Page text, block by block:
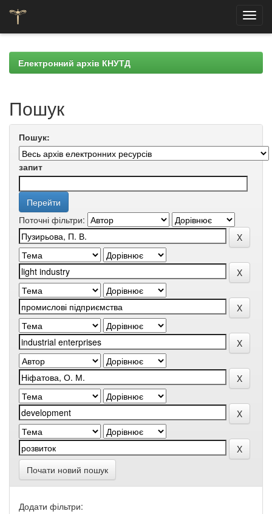
navigationЕлектронний архів КНУТД
Пошук
Пошук:
запит
Поточні фільтри:
Почати новий пошук
Додати фільтри: